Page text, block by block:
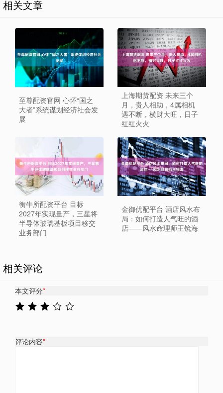
相关文章
至尊配资官网 心怀“国之
大者”系统谋划经济社会发
展
上海期货配资 未来三个
月，贵人相助，4属相机
遇不断，横财大旺，日子
红红火火
衡牛所配资平台 目标
2027年实现量产，三星将
半导体玻璃基板项目移交
业务部门
金御优配平台 酒店风水布
局：如何打造人气旺的酒
店——风水命理师王镜海
相关评论
本文评分*
评论内容*